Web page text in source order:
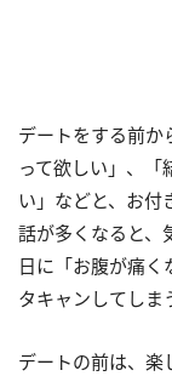
デートをする前か
って欲しい」、「
い」などと、お付
話が多くなると、
日に「お腹が痛く
タキャンしてしま
デートの前は、楽